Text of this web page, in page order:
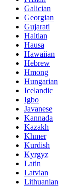
Galician
Georgian
Gujarati
Haitian
Hausa
Hawaiian
Hebrew
Hmong
Hungarian
Icelandic
Igbo
Javanese
Kannada
Kazakh
Khmer
Kurdish
Kyrgyz
Latin
Latvian
Lithuanian